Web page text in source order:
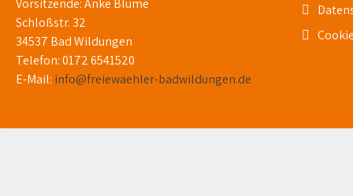
Vorsitzende: Anke Blume
Schloßstr. 32
34537 Bad Wildungen
Telefon: 0172 6541520
E-Mail: info@freiewaehler-badwildungen.de